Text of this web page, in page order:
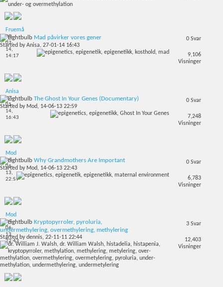
Fruemå
08-
07-
14,
14:17
Mad påvirker vores gener
Started byAnisa, 27-01-14 16:43
0 Svar
9,106
Visninger
Anisa
27-
01-
14,
16:43
The Ghost In Your Genes (Documentary)
Started by Mod, 14-06-13 22:59
0 Svar
7,248
Visninger
Mod
14-
06-
13,
22:59
Why Grandmothers Are Important
Started by Mod, 14-06-13 22:43
0 Svar
6,783
Visninger
Mod
14-
06-
13,
22:43
Kryptopyrroler, pyroluria,
undermethylering, overmethylering, methylering
Started bydennis, 22-11-11 22:44
3 Svar
12,403
Visninger